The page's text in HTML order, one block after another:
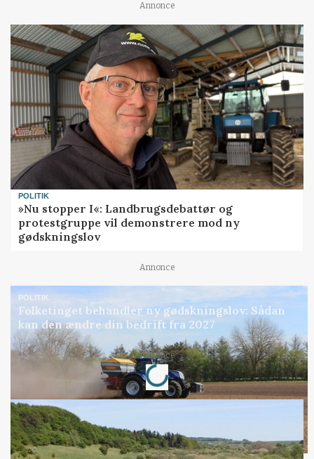
Annonce
POLITIK
»Nu stopper I«: Landbrugsdebattør og
protestgruppe vil demonstrere mod ny
gødskningslov
Annonce
POLITIK
Folketinget behandler ny gødskningslov: Sådan
kan den ændre din bedrift fra 2027
Annonce
Loading...